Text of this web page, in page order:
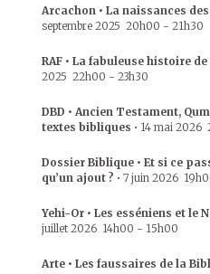
Arcachon • La naissances
septembre 2025 20h00 - 21h30
RAF • La fabuleuse histoire
2025 22h00 - 23h30
DBD • Ancien Testament,
textes bibliques • 14 mai 2026
Dossier Biblique • Et si ce
qu’un ajout ? • 7 juin 2026
Yehi-Or • Les esséniens et le
juillet 2026 14h00 - 15h00
Arte • Les faussaires de la